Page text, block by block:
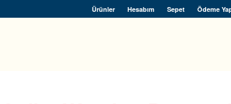
Ürünler Hesabım Sepet Ödeme